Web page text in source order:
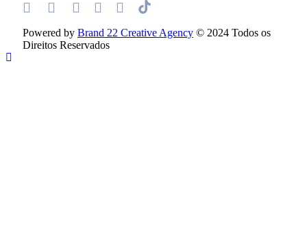
Powered by Brand 22 Creative Agency © 2024 Todos os
Direitos Reservados